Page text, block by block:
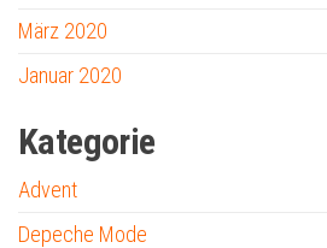
März 2020
Januar 2020
Kategorie
Advent
Depeche Mode